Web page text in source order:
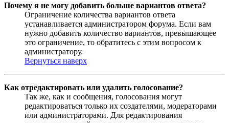
Почему я не могу добавить больше вариантов ответа?
Ограничение количества вариантов ответа
устанавливается администратором форума. Если вам
нужно добавить количество вариантов, превышающее
это ограничение, то обратитесь с этим вопросом к
администратору.
Вернуться наверх
Как отредактировать или удалить голосование?
Так же, как и сообщения, голосования могут
редактироваться только их создателями, модераторами
или администраторами. Для редактирования